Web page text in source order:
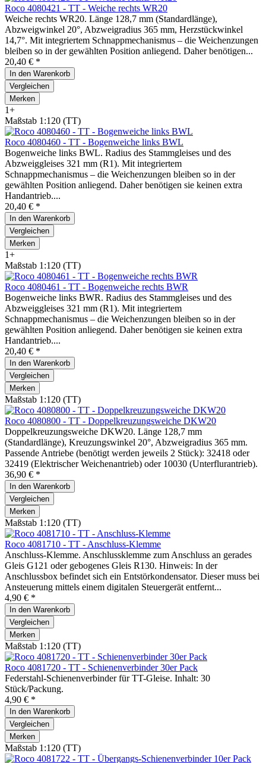
Roco 4080421 - TT - Weiche rechts WR20
Weiche rechts WR20. Länge 128,7 mm (Standardlänge),
Abzweigwinkel 20°, Abzweigradius 365 mm, Herzstückwinkel
14,7°. Mit integriertem Schnappmechanismus – die Weichenzungen
bleiben so in der gewählten Position anliegend. Daher benötigen...
20,40 € *
In den Warenkorb
Vergleichen
Merken
1+
Maßstab 1:120 (TT)
Roco 4080460 - TT - Bogenweiche links BWL
Bogenweiche links BWL. Radius des Stammgleises und des
Abzweiggleises 321 mm (R1). Mit integriertem
Schnappmechanismus – die Weichenzungen bleiben so in der
gewählten Position anliegend. Daher benötigen sie keinen extra
Handantrieb....
20,40 € *
In den Warenkorb
Vergleichen
Merken
1+
Maßstab 1:120 (TT)
Roco 4080461 - TT - Bogenweiche rechts BWR
Bogenweiche links BWR. Radius des Stammgleises und des
Abzweiggleises 321 mm (R1). Mit integriertem
Schnappmechanismus – die Weichenzungen bleiben so in der
gewählten Position anliegend. Daher benötigen sie keinen extra
Handantrieb....
20,40 € *
In den Warenkorb
Vergleichen
Merken
Maßstab 1:120 (TT)
Roco 4080800 - TT - Doppelkreuzungsweiche DKW20
Doppelkreuzungsweiche DKW20. Länge 128,7 mm
(Standardlänge), Kreuzungswinkel 20°, Abzweigradius 365 mm.
Passende Antriebe (benötigt werden jeweils 2 Stück): 32418 oder
32419 (Elektrischer Weichenantrieb) oder 10030 (Unterflurantrieb).
36,90 € *
In den Warenkorb
Vergleichen
Merken
Maßstab 1:120 (TT)
Roco 4081710 - TT - Anschluss-Klemme
Anschluss-Klemme. Anschlussklemme zum Anschluss an gerades
Gleis G121 oder gebogenes Gleis R130. Hinweis: In der
Anschlussbox befindet sich ein Entstörkondensator. Dieser muss bei
Ansteuerung mittels einem digitalen Steuergerät entfernt...
4,90 € *
In den Warenkorb
Vergleichen
Merken
Maßstab 1:120 (TT)
Roco 4081720 - TT - Schienenverbinder 30er Pack
Federstahl-Schienenverbinder für TT-Gleise. Inhalt: 30
Stück/Packung.
4,90 € *
In den Warenkorb
Vergleichen
Merken
Maßstab 1:120 (TT)